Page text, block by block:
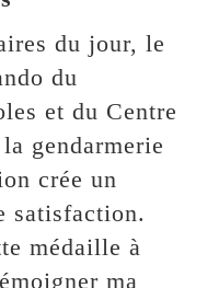
du jour, le
du
et du Centre
gendarmerie
crée un
satisfaction.
médaille à
ma